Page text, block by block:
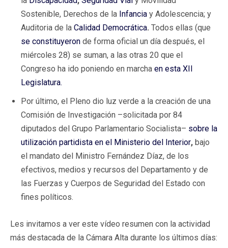
Sostenible, Derechos de la Infancia y Adolescencia; y
Auditoria de la Calidad Democrática. Todos ellas (que
se constituyeron de forma oficial un día después, el
miércoles 28) se suman, a las otras 20 que el
Congreso ha ido poniendo en marcha en esta XII
Legislatura.
Por último, el Pleno dio luz verde a la creación de una
Comisión de Investigación –solicitada por 84
diputados del Grupo Parlamentario Socialista– sobre la
utilización partidista en el Ministerio del Interior, bajo
el mandato del Ministro Fernández Díaz, de los
efectivos, medios y recursos del Departamento y de
las Fuerzas y Cuerpos de Seguridad del Estado con
fines políticos.
Les invitamos a ver este vídeo resumen con la actividad
más destacada de la Cámara Alta durante los últimos días: